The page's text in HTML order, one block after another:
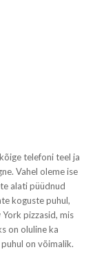
telefoni teel ja
Vahel oleme ise
alati püüdnud
koguste puhul,
pizzasid, mis
on oluline ka
on võimalik.